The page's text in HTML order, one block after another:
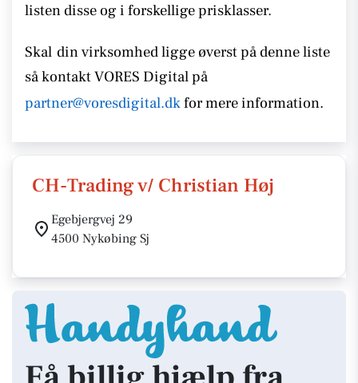
listen disseog i forskellige prisklasser.
Skal din virksomhed ligge øverst på denne liste
så kontaktVORES Digital på
partner@voresdigital.dkfor mere information.
CH-Trading v/ Christian Høj
Egebjergvej 29
4500 Nykøbing Sj